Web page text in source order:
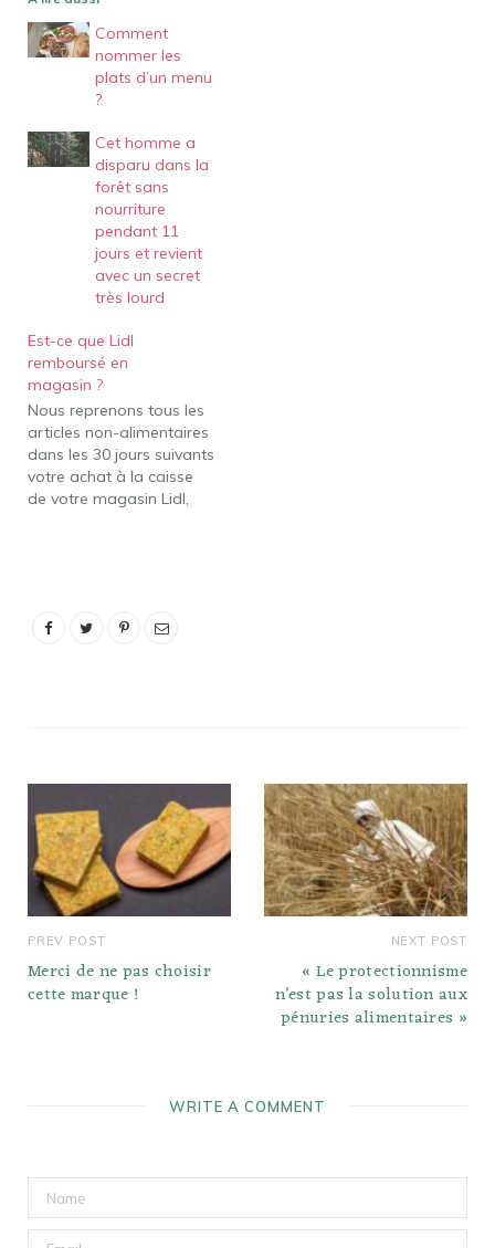
Comment
nommer les
plats d’un menu
?
Cet homme a
disparu dans la
forêt sans
nourriture
pendant 11
jours et revient
avec un secret
très lourd
Est-ce que Lidl
remboursé en
magasin ?
Nous reprenons tous les
articles non-alimentaires
dans les 30 jours suivants
votre achat à la caisse
de votre magasin Lidl,
cette loi, on a commencé
PREV POST
Merci de ne pas choisir
cette marque !
NEXT POST
« Le protectionnisme
n’est pas la solution aux
pénuries alimentaires »
WRITE A COMMENT